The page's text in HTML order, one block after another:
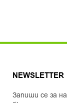
NEWSLETTER
Запиши се за